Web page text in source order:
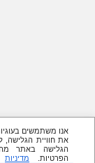
את חוויית
הגלישה באתר
הפרטיות.
מדיניות